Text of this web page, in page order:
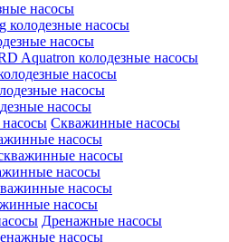
насосы
колодезные насосы
насосы
Aquatron колодезные насосы
насосы
насосы
насосы
Скважинные насосы
насосы
насосы
насосы
насосы
насосы
Дренажные насосы
насосы